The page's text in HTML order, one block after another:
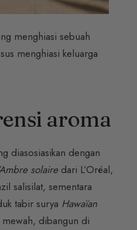
menghiasi sebuah
menghiasi keluarga
aroma
diasosiasikan dengan
solairedari L’Oréal,
salisilat, sementara
tabir surya Hawaïan
dibangun di